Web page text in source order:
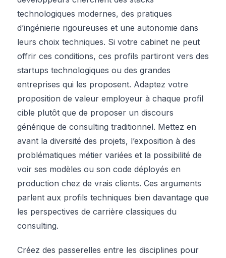
technologiques modernes, des pratiques
d’ingénierie rigoureuses et une autonomie dans
leurs choix techniques. Si votre cabinet ne peut
offrir ces conditions, ces profils partiront vers des
startups technologiques ou des grandes
entreprises qui les proposent. Adaptez votre
proposition de valeur employeur à chaque profil
cible plutôt que de proposer un discours
générique de consulting traditionnel. Mettez en
avant la diversité des projets, l’exposition à des
problématiques métier variées et la possibilité de
voir ses modèles ou son code déployés en
production chez de vrais clients. Ces arguments
parlent aux profils techniques bien davantage que
les perspectives de carrière classiques du
consulting.
Créez des passerelles entre les disciplines pour